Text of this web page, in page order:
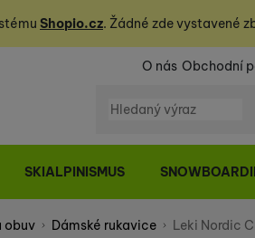
Shopio.cz. Žádné zde vystavené
O nás Obchodní
Vyhledávání
SKIALPINISMUS
obuv Dámské rukavice Leki Nordic